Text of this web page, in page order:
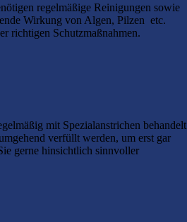
regelmäßige Reinigungen sowie
Wirkung von Algen, Pilzen etc.
richtigen Schutzmaßnahmen.
mit Spezialanstrichen behandelt
verfüllt werden, um erst gar
gerne hinsichtlich sinnvoller